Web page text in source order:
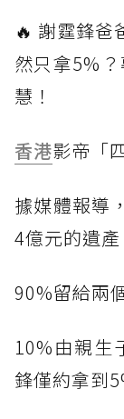
🔥 謝霆鋒爸
然只拿5%
慧！
香港影帝「
據媒體報導
4億元的遺產
90%留給兩
10%由親生
鋒僅約拿到